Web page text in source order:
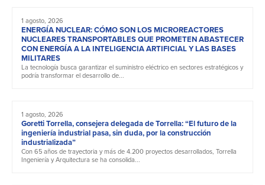
1 agosto, 2026
ENERGÍA NUCLEAR: CÓMO SON LOS MICROREACTORES
NUCLEARES TRANSPORTABLES QUE PROMETEN ABASTECER
CON ENERGÍA A LA INTELIGENCIA ARTIFICIAL Y LAS BASES
MILITARES
La tecnología busca garantizar el suministro eléctrico en sectores estratégicos y
podría transformar el desarrollo de...
1 agosto, 2026
Goretti Torrella, consejera delegada de Torrella: “El futuro de la
ingeniería industrial pasa, sin duda, por la construcción
industrializada”
Con 65 años de trayectoria y más de 4.200 proyectos desarrollados, Torrella
Ingeniería y Arquitectura se ha consolida...